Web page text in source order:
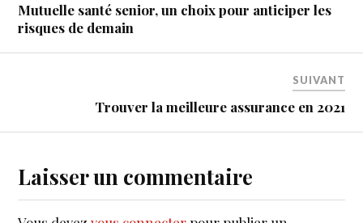
Mutuelle santé senior, un choix pour anticiper les
risques de demain
SUIVANT
Trouver la meilleure assurance en 2021
Laisser un commentaire